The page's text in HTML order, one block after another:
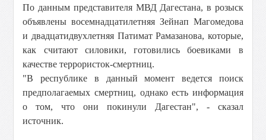
По данным представителя МВД Дагестана, в розыск
объявлены восемнадцатилетняя Зейнап Магомедова
и двадцатидвухлетняя Патимат Рамазанова, которые,
как считают силовики, готовились боевиками в
качестве террористок-смертниц.
"В республике в данный момент ведется поиск
предполагаемых смертниц, однако есть информация
о том, что они покинули Дагестан", - сказал
источник.